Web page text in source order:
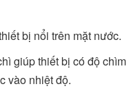
bị nổi trên mặt nước.
giúp thiết bị có độ chìm
vào nhiệt độ.